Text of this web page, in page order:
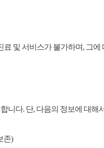
및 서비스가 불가하며, 그
다. 단, 다음의 정보에 대해
존)